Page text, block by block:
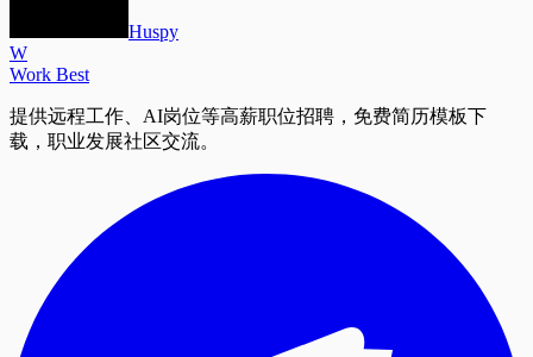
Huspy
W
Work Best
提供远程工作、AI岗位等高薪职位招聘，免费简历模板下
载，职业发展社区交流。